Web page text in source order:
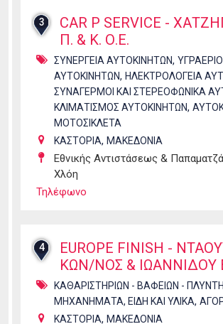
3
CAR P SERVICE -
Π. & Κ. Ο.Ε.
ΣΥΝΕΡΓΕΙΑ ΑΥΤΟΚΙΝΗΤΩΝ,
ΑΥΤΟΚΙΝΗΤΩΝ, ΗΛΕΚΤΡΟΛΟΓΕΙΑ
ΣΥΝΑΓΕΡΜΟΙ ΚΑΙ ΣΤΕΡΕΟΦΩΝΙΚΑ
ΚΛΙΜΑΤΙΣΜΟΣ ΑΥΤΟΚΙΝΗΤΩΝ,
ΜΟΤΟΣΙΚΛΕΤΑ
ΚΑΣΤΟΡΙΑ, ΜΑΚΕΔΟΝΙΑ
Εθνικής Αντιστάσεως &
Χλόη
Τηλέφωνο
4
EUROPE FINISH -
ΚΩΝ/ΝΟΣ & ΙΩΑΝΝΙΔΟΥ
ΚΑΘΑΡΙΣΤΗΡΙΩΝ - ΒΑΦΕΙΩΝ -
ΜΗΧΑΝΗΜΑΤΑ, ΕΙΔΗ ΚΑΙ ΥΛΙΚΑ,
ΚΑΣΤΟΡΙΑ, ΜΑΚΕΔΟΝΙΑ